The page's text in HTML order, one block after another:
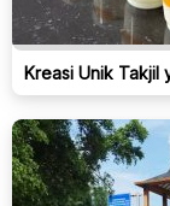
Kreasi Unik Takjil